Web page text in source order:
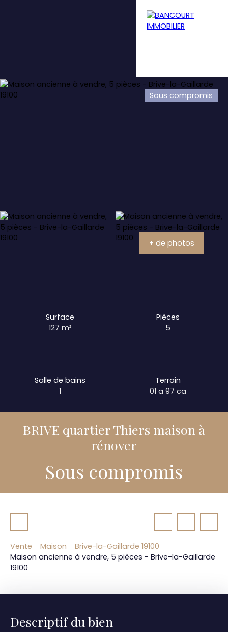
Sous compromis
+ de photos
Surface
127 m²
Pièces
5
Salle de bains
1
Terrain
01 a 97 ca
BRIVE quartier Thiers maison à
rénover
Sous compromis
Vente Maison
Brive-la-Gaillarde 19100
Maison ancienne à vendre, 5 pièces - Brive-la-Gaillarde
19100
Descriptif du bien